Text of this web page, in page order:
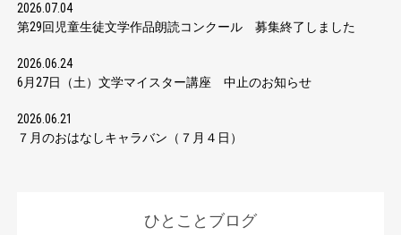
2026.07.04
第29回児童生徒文学作品朗読コンクール 募集終了しました
2026.06.24
6月27日（土）文学マイスター講座 中止のお知らせ
2026.06.21
７月のおはなしキャラバン（７月４日）
ひとことブログ